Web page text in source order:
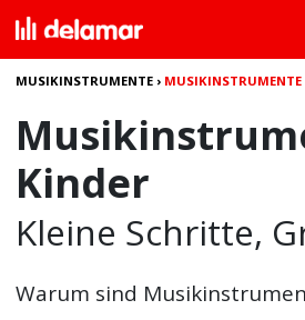
MUSIKINSTRUMENTE › MUSIKINSTRUMENTE
Kinder
Kleine Schritte,
Warum sind